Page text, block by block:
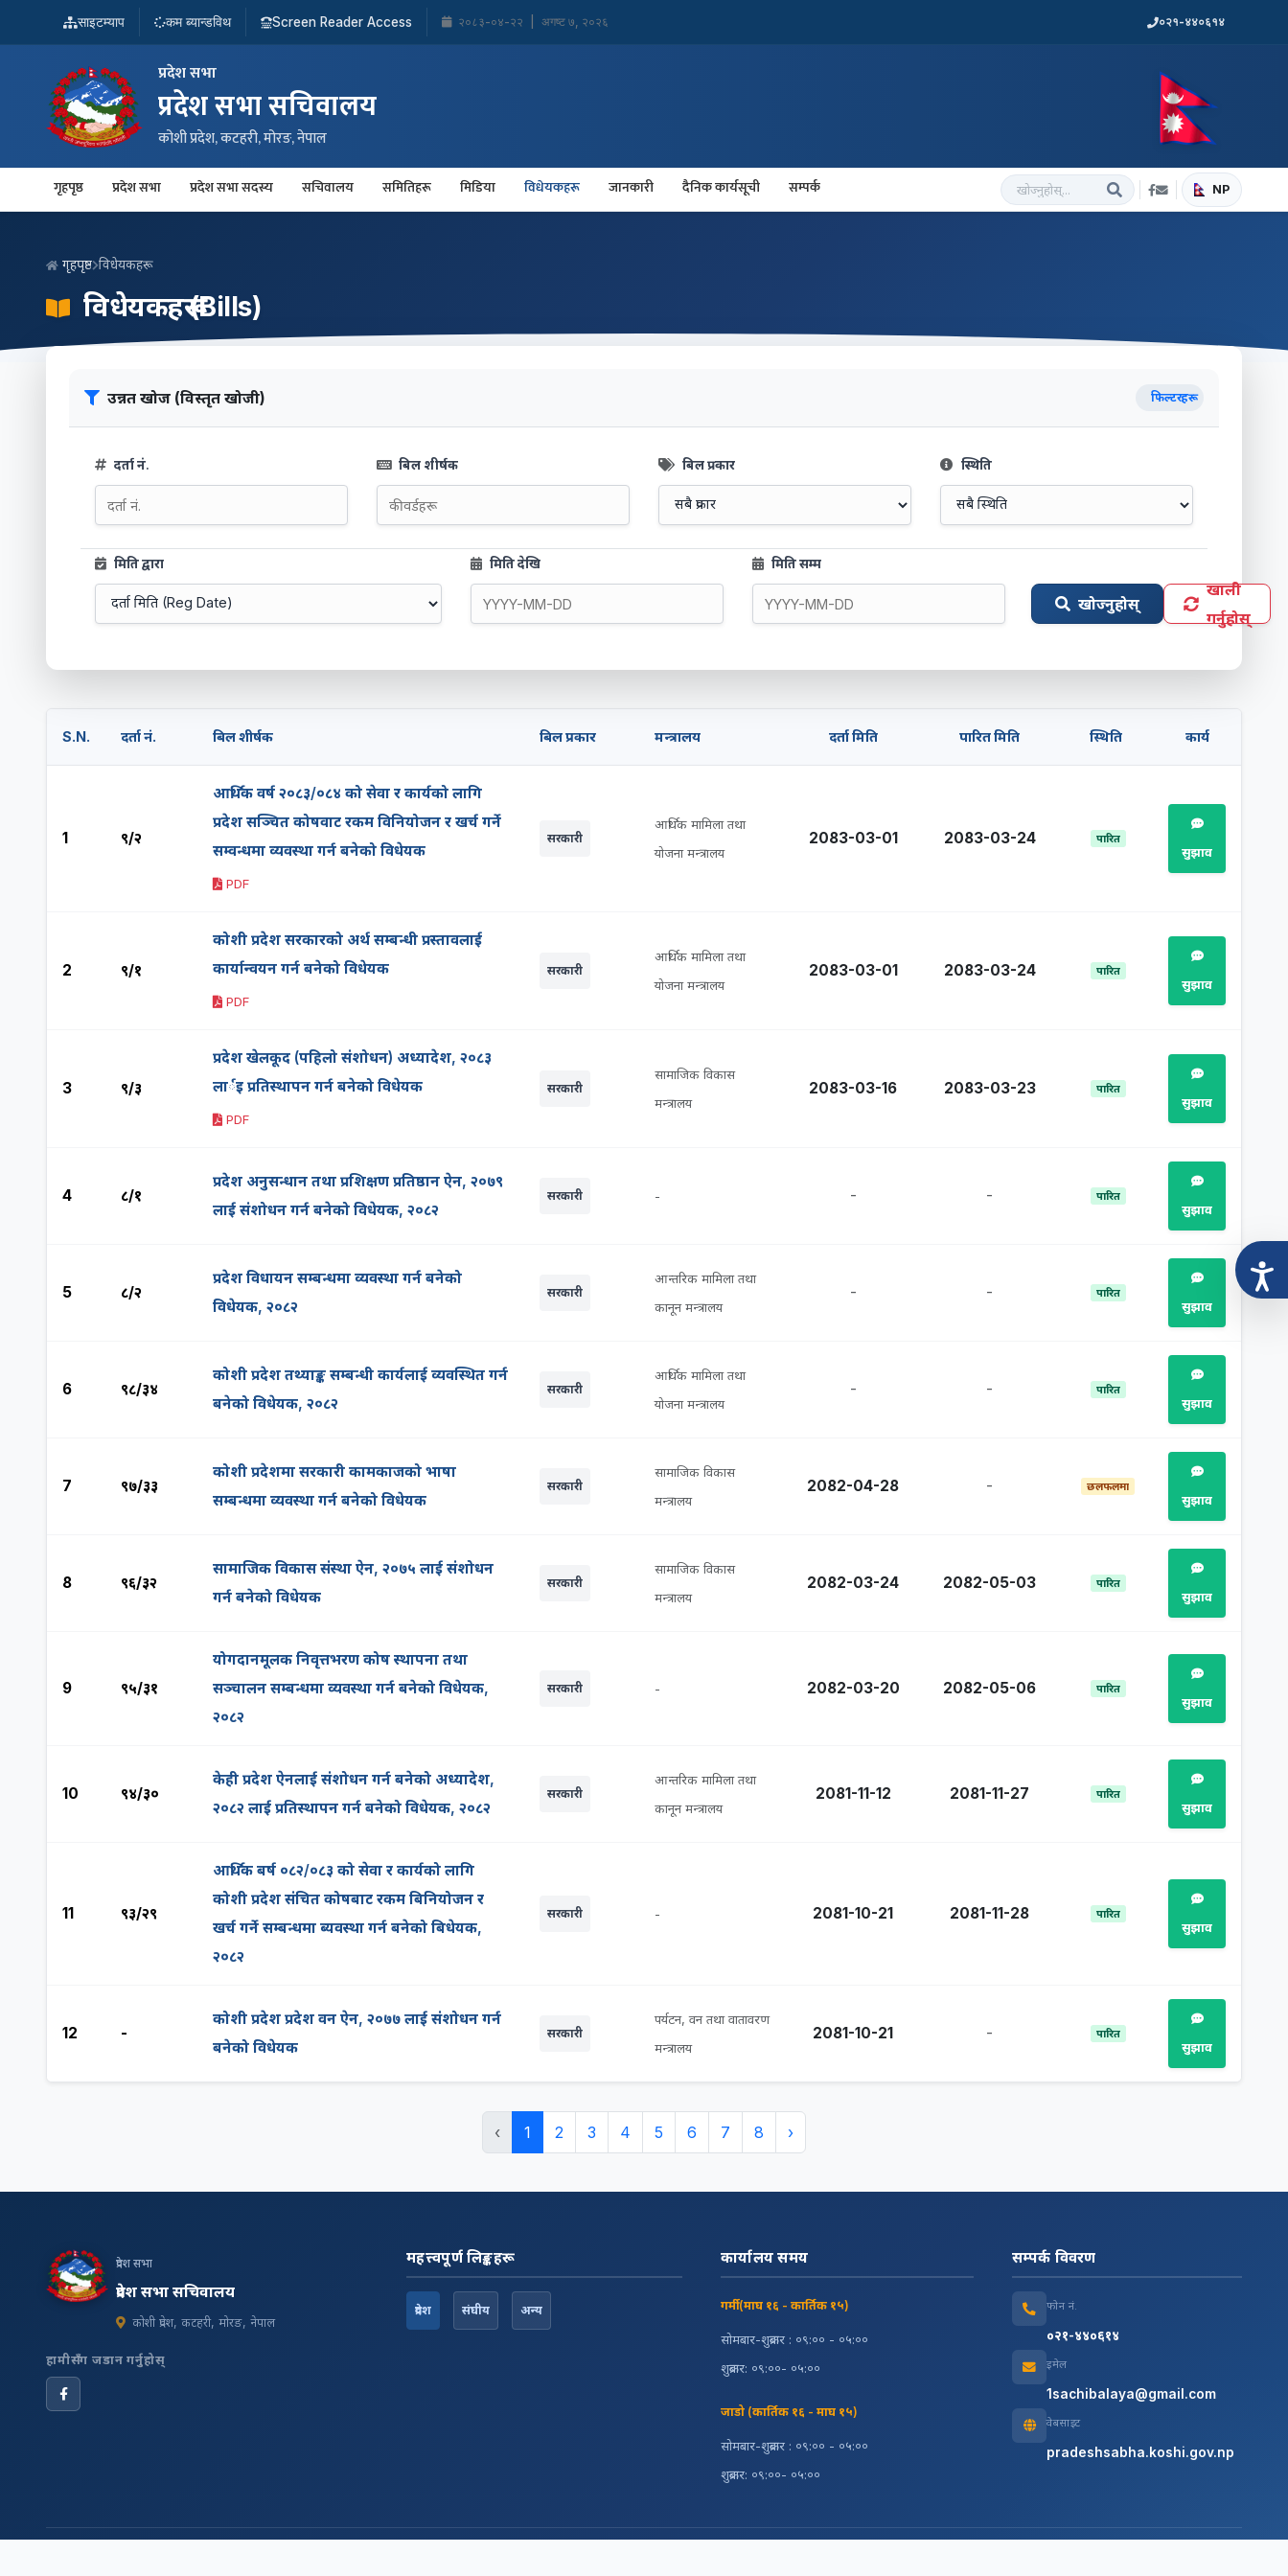
साइटम्याप कम ब्यान्डविथ Screen Reader Access २०८३-०४-२२ अगष्ट ७, २०२६ ०२१-४४०६१४
प्रदेश सभा
प्रदेश सभा सचिवालय
कोशी प्रदेश, कटहरी, मोरङ, नेपाल
गृहपृष्ठ प्रदेश सभा प्रदेश सभा सदस्य सचिवालय समितिहरू मिडिया विधेयकहरू जानकारी दैनिक कार्यसूची सम्पर्क NP
गृहपृष्ठ विधेयकहरू
विधेयकहरू (Bills)
उन्नत खोज (विस्तृत खोजी) फिल्टरहरू
दर्ता नं. बिल शीर्षक बिल प्रकार स्थिति
मिति द्वारा मिति देखि मिति सम्म
खोज्नुहोस्
खाली
गर्नुहोस्
S.N. दर्ता नं. बिल शीर्षक बिल प्रकार मन्त्रालय दर्ता मिति पारित मिति स्थिति कार्य
1 ९/२
आर्थिक वर्ष २०८३/०८४ को सेवा र कार्यको लागि
प्रदेश सञ्‍चित कोषवाट रकम विनियोजन र खर्च गर्ने
सम्वन्धमा व्यवस्था गर्न बनेको विधेयक
PDF
सरकारी
आर्थिक मामिला तथा
योजना मन्त्रालय
2083-03-01 2083-03-24 पारित
सुझाव
2 ९/१
कोशी प्रदेश सरकारको अर्थ सम्बन्धी प्रस्तावलाई
कार्यान्वयन गर्न बनेको विधेयक
PDF
सरकारी
आर्थिक मामिला तथा
योजना मन्त्रालय
2083-03-01 2083-03-24 पारित
सुझाव
3 ९/३
प्रदेश खेलकूद (पहिलो संशोधन) अध्यादेश, २०८३
लार्इ प्रतिस्थापन गर्न बनेको विधेयक
PDF
सरकारी
सामाजिक विकास
मन्त्रालय
2083-03-16 2083-03-23 पारित
सुझाव
4 ८/१
प्रदेश अनुसन्धान तथा प्रशिक्षण प्रतिष्ठान ऐन, २०७९
लाई संशोधन गर्न बनेको विधेयक, २०८२
सरकारी - - - पारित
सुझाव
5 ८/२
प्रदेश विधायन सम्बन्धमा व्यवस्था गर्न बनेको
विधेयक, २०८२
सरकारी
आन्तरिक मामिला तथा
कानून मन्त्रालय
- - पारित
सुझाव
6 ९८/३४
कोशी प्रदेश तथ्याङ्क सम्बन्धी कार्यलाई व्यवस्थित गर्न
बनेको विधेयक, २०८२
सरकारी
आर्थिक मामिला तथा
योजना मन्त्रालय
- - पारित
सुझाव
7 ९७/३३
कोशी प्रदेशमा सरकारी कामकाजको भाषा
सम्बन्धमा व्यवस्था गर्न बनेको विधेयक
सरकारी
सामाजिक विकास
मन्त्रालय
2082-04-28 - छलफलमा
सुझाव
8 ९६/३२
सामाजिक विकास संस्था ऐन, २०७५ लाई संशोधन
गर्न बनेको विधेयक
सरकारी
सामाजिक विकास
मन्त्रालय
2082-03-24 2082-05-03 पारित
सुझाव
9 ९५/३१
योगदानमूलक निवृत्तभरण कोष स्थापना तथा
सञ्‍चालन सम्बन्धमा व्यवस्था गर्न बनेको विधेयक,
२०८२
सरकारी - 2082-03-20 2082-05-06 पारित
सुझाव
10 ९४/३०
केही प्रदेश ऐनलाई संशोधन गर्न बनेको अध्यादेश,
२०८२ लाई प्रतिस्थापन गर्न बनेको विधेयक, २०८२
सरकारी
आन्तरिक मामिला तथा
कानून मन्त्रालय
2081-11-12 2081-11-27 पारित
सुझाव
11 ९३/२९
आर्थिक बर्ष ०८२/०८३ को सेवा र कार्यको लागि
कोशी प्रदेश संचित कोषबाट रकम बिनियोजन र
खर्च गर्ने सम्बन्धमा ब्यवस्था गर्न बनेको बिधेयक,
२०८२
सरकारी - 2081-10-21 2081-11-28 पारित
सुझाव
12 -
कोशी प्रदेश प्रदेश वन ऐन, २०७७ लाई संशोधन गर्न
बनेको विधेयक
सरकारी
पर्यटन, वन तथा वातावरण
मन्त्रालय
2081-10-21 - पारित
सुझाव
‹ 1 2 3 4 5 6 7 8 ›
प्रदेश सभा
प्रदेश सभा सचिवालय
कोशी प्रदेश, कटहरी, मोरङ, नेपाल
हामीसँग जडान गर्नुहोस्
महत्त्वपूर्ण लिङ्कहरू
प्रदेश संघीय अन्य
कार्यालय समय
गर्मी (माघ १६ - कार्तिक १५)
सोमबार-शुक्रबार : ०९:०० - ०५:००
शुक्रबार: ०९:००- ०५:००
जाडो (कार्तिक १६ - माघ १५)
सोमबार-शुक्रबार : ०९:०० - ०५:००
शुक्रबार: ०९:००- ०५:००
सम्पर्क विवरण
फोन नं.
०२१-४४०६१४
इमेल
1sachibalaya@gmail.com
वेबसाइट
pradeshsabha.koshi.gov.np